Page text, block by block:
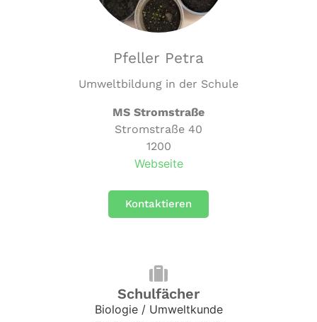
Pfeller Petra
Umweltbildung in der Schule
MS Stromstraße
Stromstraße 40
1200
Webseite
Kontaktieren
Schulfächer
Biologie / Umweltkunde